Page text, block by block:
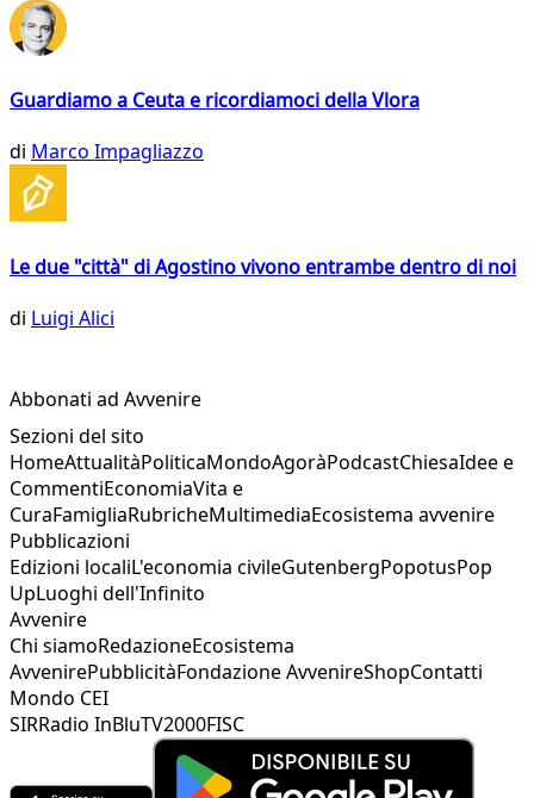
Guardiamo a Ceuta e ricordiamoci della Vlora
di Marco Impagliazzo
Le due "città" di Agostino vivono entrambe dentro di noi
di Luigi Alici
Abbonati ad Avvenire
Sezioni del sito
HomeAttualitàPoliticaMondoAgoràPodcastChiesaIdee e
CommentiEconomiaVita e
CuraFamigliaRubricheMultimediaEcosistema avvenire
Pubblicazioni
Edizioni localiL'economia civileGutenbergPopotusPop
UpLuoghi dell'Infinito
Avvenire
Chi siamoRedazioneEcosistema
AvvenirePubblicitàFondazione AvvenireShopContatti
Mondo CEI
SIRRadio InBluTV2000FISC